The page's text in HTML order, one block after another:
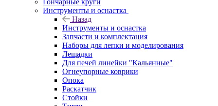
Гончарные круги
Инструменты и оснастка
Назад
Инструменты и оснастка
Запчасти и комплектация
Наборы для лепки и моделирования
Лещадки
Для печей линейки "Кальянные"
Огнеупорные коврики
Опока
Раскатчик
Стойки